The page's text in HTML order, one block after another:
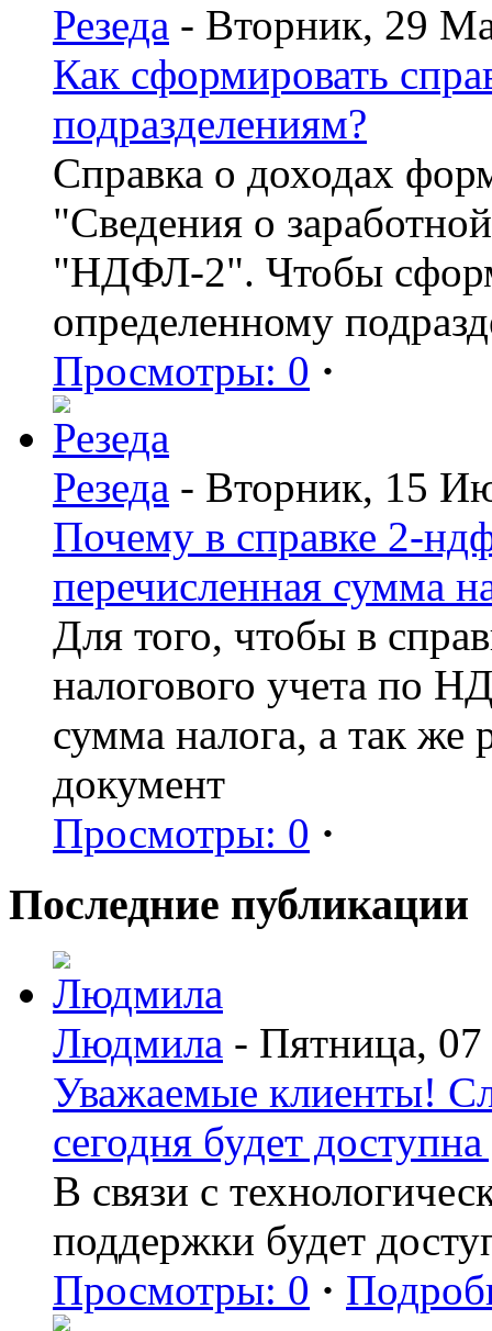
Резеда - Вторник, 29
Как сформировать
подразделениям?
Справка о доходах
"Сведения о
"НДФЛ-2". Чтобы
определенному
Просмотры: 0 ·
Резеда - Вторник, 15
Почему в справке 2-
перечисленная сумма
Для того, чтобы в
налогового учета по
сумма налога, а так же
документ
Просмотры: 0 ·
Последние публикации
Людмила - Пятница, 07
Уважаемые клиенты!
сегодня будет
В связи с
поддержки будет
Просмотры: 0 ·